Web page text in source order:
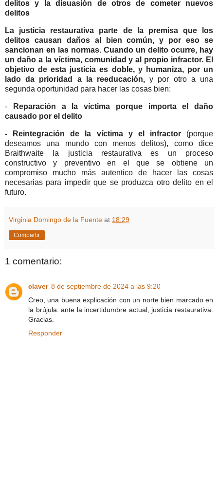
delitos y la disuasión de otros de cometer nuevos
delitos
La justicia restaurativa parte de la premisa que los
delitos causan daños al bien común, y por eso se
sancionan en las normas. Cuando un delito ocurre, hay
un daño a la víctima, comunidad y al propio infractor. El
objetivo de esta justicia es doble, y humaniza, por un
lado da prioridad a la reeducación,y por otro a una
segunda oportunidad para hacer las cosas bien:
- Reparación a la víctima porque importa el daño
causado por el delito
- Reintegración de la víctima y el infractor (porque
deseamos una mundo con menos delitos), como dice
Braithwaite la justicia restaurativa es un proceso
constructivo y preventivo en el que se obtiene un
compromiso mucho más autentico de hacer las cosas
necesarias para impedir que se produzca otro delito en el
futuro.
Virginia Domingo de la Fuente at 18:29
Compartir
1 comentario:
claver 8 de septiembre de 2024 a las 9:20
Creo, una buena explicación con un norte bien marcado en
la brújula: ante la incertidumbre actual, justicia restaurativa.
Gracias.
Responder